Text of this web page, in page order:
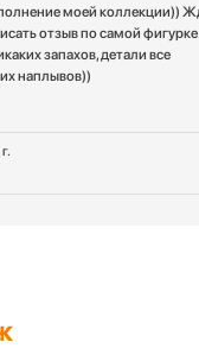
моей коллекции))
отзыв по самой
запахов, детали все
наплывов))